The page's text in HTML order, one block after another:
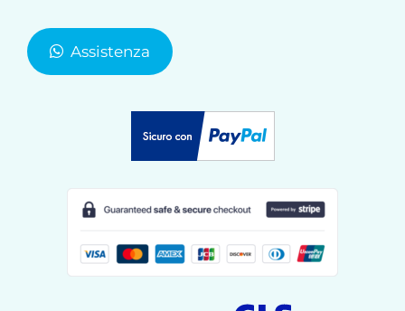
Assistenza